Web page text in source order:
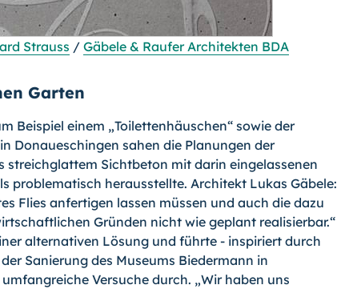
Strauss / Gäbele & Raufer Architekten BDA
Garten
Beispiel einem „Toilettenhäuschen“ sowie der
Donaueschingen sahen die Planungen der
Sichtbeton mit darin ein­gelassenen
problematisch herausstellte. Architekt Lukas Gäbele:
Flies anfertigen lassen müssen und auch die dazu
Gründen nicht wie geplant realisierbar.“
alternativen Lösung und führte - inspiriert durch
Sanierung des Museums Biedermann in
Versuche durch. „Wir haben uns